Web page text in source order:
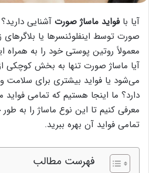
آیا بافواید ماساژ صورت آشنایی
صورت توسط اینفلوئنسرها یا
معمولاً روتین پوستی خود را به همراه
آیا ماساژ صورت تنها به بخش کوچکی
می‌شود یا فواید بیشتری برای سلامت
دارد؟ ما اینجا هستیم که تمامی
معرفی کنیم تا این نوع ماساژ را به
تمامی فواید آن بهره ببرید.
فهرست مطالب